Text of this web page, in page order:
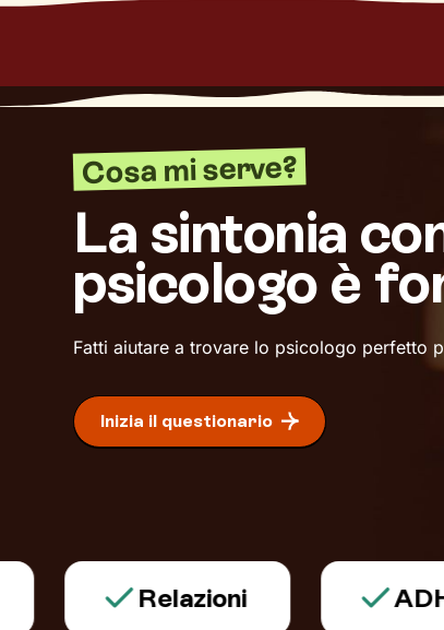
Cosa mi serve?
La sintonia
psicologo è
Fatti aiutare a trovare lo psicologo perfetto
Inizia il questionario
Relazioni ADHD